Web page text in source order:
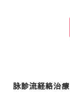
脉診流経絡治療